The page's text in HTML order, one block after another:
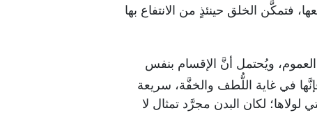
فتمكَّن الخلق حينئذٍ من الانتفاع بها
ويُحتمل أنَّ الإقسام بنفس
في غاية اللُّطف والخفَّة، سريعة
لولاها؛ لكان البدن مجرَّد تمثال لا